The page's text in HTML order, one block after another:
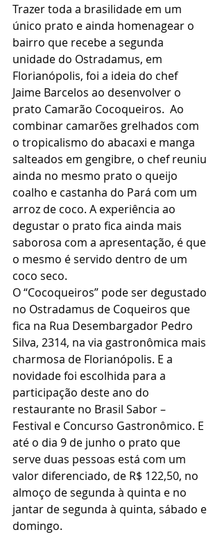
Trazer toda a brasilidade em um
único prato e ainda homenagear o
bairro que recebe a segunda
unidade do Ostradamus, em
Florianópolis, foi a ideia do chef
Jaime Barcelos ao desenvolver o
prato Camarão Cocoqueiros.  Ao
combinar camarões grelhados com
o tropicalismo do abacaxi e manga
salteados em gengibre, o chef reuniu
ainda no mesmo prato o queijo
coalho e castanha do Pará com um
arroz de coco. A experiência ao
degustar o prato fica ainda mais
saborosa com a apresentação, é que
o mesmo é servido dentro de um
coco seco.
O “Cocoqueiros” pode ser degustado
no Ostradamus de Coqueiros que
fica na Rua Desembargador Pedro
Silva, 2314, na via gastronômica mais
charmosa de Florianópolis. E a
novidade foi escolhida para a
participação deste ano do
restaurante no Brasil Sabor –
Festival e Concurso Gastronômico. E
até o dia 9 de junho o prato que
serve duas pessoas está com um
valor diferenciado, de R$ 122,50, no
almoço de segunda à quinta e no
jantar de segunda à quinta, sábado e
domingo.